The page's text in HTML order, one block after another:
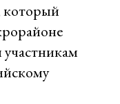
участникам